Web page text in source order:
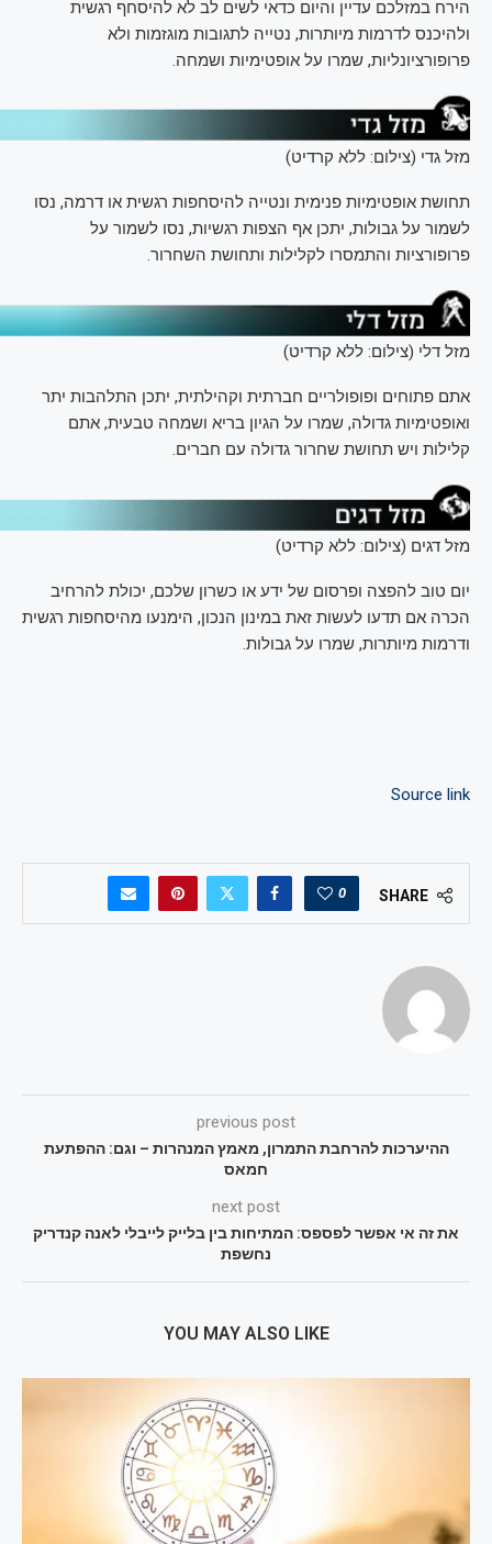
הירח במזלכם עדיין והיום כדאי לשים לב לא להיסחף רגשית
ולהיכנס לדרמות מיותרות, נטייה לתגובות מוגזמות ולא
פרופורציונליות, שמרו על אופטימיות ושמחה.
מזל גדי (צילום: ללא קרדיט)
תחושת אופטימיות פנימית ונטייה להיסחפות רגשית או דרמה, נסו
לשמור על גבולות, יתכן אף הצפות רגשיות, נסו לשמור על
פרופורציות והתמסרו לקלילות ותחושת השחרור.
מזל דלי (צילום: ללא קרדיט)
אתם פתוחים ופופולריים חברתית וקהילתית, יתכן התלהבות יתר
ואופטימיות גדולה, שמרו על הגיון בריא ושמחה טבעית, אתם
קלילות ויש תחושת שחרור גדולה עם חברים.
מזל דגים (צילום: ללא קרדיט)
יום טוב להפצה ופרסום של ידע או כשרון שלכם, יכולת להרחיב
הכרה אם תדעו לעשות זאת במינון הנכון, הימנעו מהיסחפות רגשית
ודרמות מיותרות, שמרו על גבולות.
Source link
SHARE
0
previous post
ההיערכות להרחבת התמרון, מאמץ המנהרות – וגם: ההפתעת
חמאס
next post
את זה אי אפשר לפספס: המתיחות בין בלייק לייבלי לאנה קנדריק
נחשפת
YOU MAY ALSO LIKE